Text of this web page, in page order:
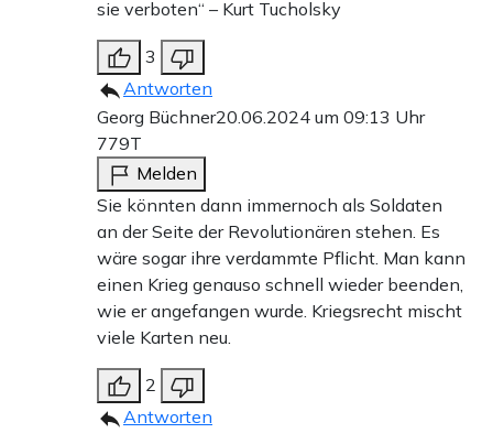
sie verboten“ – Kurt Tucholsky
3
Antworten
Georg Büchner20.06.2024 um 09:13 Uhr
779T
Melden
Sie könnten dann immernoch als Soldaten
an der Seite der Revolutionären stehen. Es
wäre sogar ihre verdammte Pflicht. Man kann
einen Krieg genauso schnell wieder beenden,
wie er angefangen wurde. Kriegsrecht mischt
viele Karten neu.
2
Antworten